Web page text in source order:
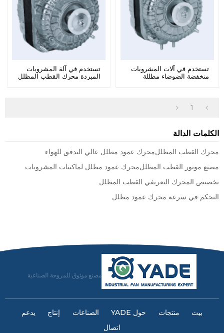
تستخدم في آلات المشروبات
منخفضة الضوضاء مظللة
تستخدم في آلة المشروبات
المبردة محرك القطب المظلل
1
الكلمات الدالة
محرك القطب المظللمحرك عمود مظلل عالي التدفق للهواء
مصنع موتور القطب المظللمحرك عمود مظلل لماكينات المشروبات
تخصيص المحرك التعريفي القطب المظلل
التحكم في سرعة محرك عمود مظلل
مصنع موثوق للمروحة الصناعية
بيت منتجات حول YADE الصناعات إنتاج
يدعم
اتصال